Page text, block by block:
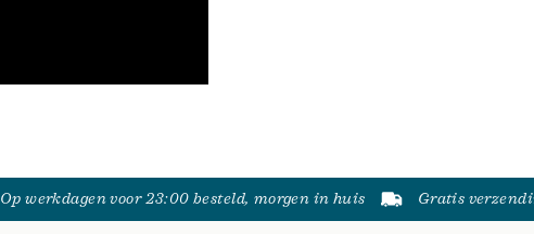
Op werkdagen voor 23:00 besteld, morgen in huis Gratis